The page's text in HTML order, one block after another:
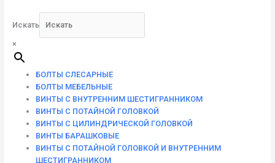
Искать
×
БОЛТЫ СЛЕСАРНЫЕ
БОЛТЫ МЕБЕЛЬНЫЕ
ВИНТЫ С ВНУТРЕННИМ ШЕСТИГРАННИКОМ
ВИНТЫ С ПОТАЙНОЙ ГОЛОВКОЙ
ВИНТЫ С ЦИЛИНДРИЧЕСКОЙ ГОЛОВКОЙ
ВИНТЫ БАРАШКОВЫЕ
ВИНТЫ С ПОТАЙНОЙ ГОЛОВКОЙ И ВНУТРЕННИМ
ШЕСТИГРАННИКОМ